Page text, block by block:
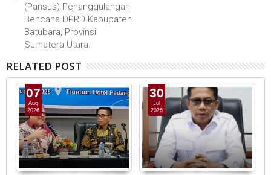
(Pansus) Penanggulangan
Bencana DPRD Kabupaten
Batubara, Provinsi
Sumatera Utara.
RELATED POST
07
Aug
2026
30
Jul
2026